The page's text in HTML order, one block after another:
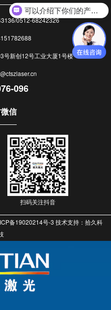
信
扫码关注抖音
0512-68242326
号新创12号工业大厦1号楼
096
备19020214号-3 技术支持：拾久科
可以介绍下你们的产品么？
你们是怎么收费的呢？